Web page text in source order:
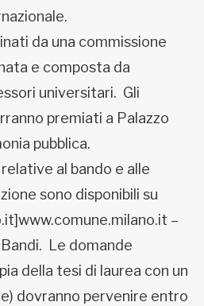
da una commissione
e composta da
universitari. Gli
premiati a Palazzo
pubblica.
al bando e alle
sono disponibili su
–
Le domande
della tesi di laurea con un
dovranno pervenire entro